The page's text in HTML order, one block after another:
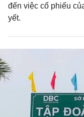
đến việc cổ phiếu
yết.